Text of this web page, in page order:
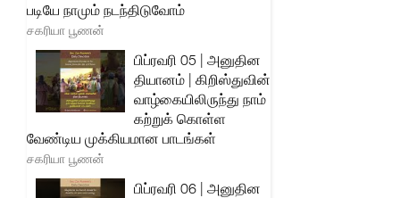
படியே நாமும் நடந்திடுவோம்
சகரியா பூணன்
பிப்ரவரி 05 | அனுதின
தியானம் | கிறிஸ்துவின்
வாழ்கையிலிருந்து நாம்
கற்றுக் கொள்ள
வேண்டிய முக்கியமான பாடங்கள்
சகரியா பூணன்
பிப்ரவரி 06 | அனுதின